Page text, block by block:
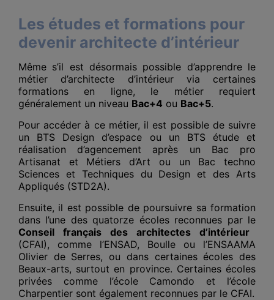
Les études et formations pour
devenir architecte d’intérieur
Même s’il est désormais possible d’apprendre le
métier d’architecte d’intérieur via certaines
formations en ligne, le métier requiert
généralement un niveau Bac+4 ou Bac+5.
Pour accéder à ce métier, il est possible de suivre
un BTS Design d’espace ou un BTS étude et
réalisation d’agencement après un Bac pro
Artisanat et Métiers d’Art ou un Bac techno
Sciences et Techniques du Design et des Arts
Appliqués (STD2A).
Ensuite, il est possible de poursuivre sa formation
dans l’une des quatorze écoles reconnues par le
Conseil français des architectes d’intérieur
(CFAI), comme l’ENSAD, Boulle ou l’ENSAAMA
Olivier de Serres, ou dans certaines écoles des
Beaux-arts, surtout en province. Certaines écoles
privées comme l’école Camondo et l’école
Charpentier sont également reconnues par le CFAI.